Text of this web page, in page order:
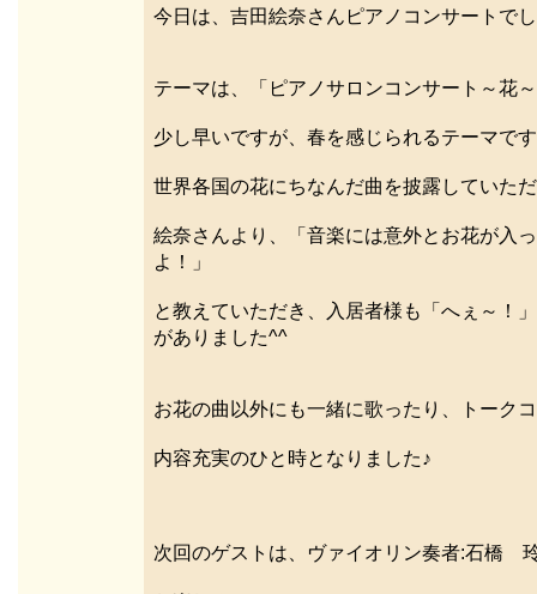
今日は、吉田絵奈さんピアノコンサートで
テーマは、「ピアノサロンコンサート～花
少し早いですが、春を感じられるテーマで
世界各国の花にちなんだ曲を披露していた
絵奈さんより、「音楽には意外とお花が入
よ！」
と教えていただき、入居者様も「へぇ～！
がありました^^
お花の曲以外にも一緒に歌ったり、トーク
内容充実のひと時となりました♪
次回のゲストは、ヴァイオリン奏者:石橋